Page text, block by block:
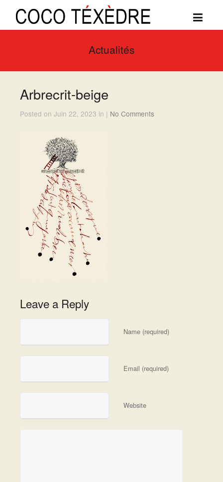
Actualités
Arbrecrit-beige
Posted on Juin 22, 2023 in | No Comments
Leave a Reply
Name (required)
Email (required)
Website